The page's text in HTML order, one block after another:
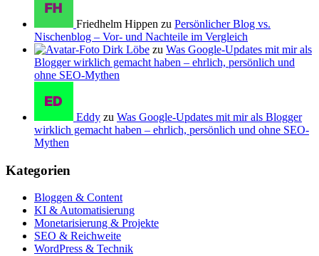
Friedhelm Hippen zu Persönlicher Blog vs.
Nischenblog – Vor- und Nachteile im Vergleich
Dirk Löbe zu Was Google-Updates mit mir als
Blogger wirklich gemacht haben – ehrlich, persönlich und
ohne SEO-Mythen
Eddy zu Was Google-Updates mit mir als Blogger
wirklich gemacht haben – ehrlich, persönlich und ohne SEO-
Mythen
Kategorien
Bloggen & Content
KI & Automatisierung
Monetarisierung & Projekte
SEO & Reichweite
WordPress & Technik